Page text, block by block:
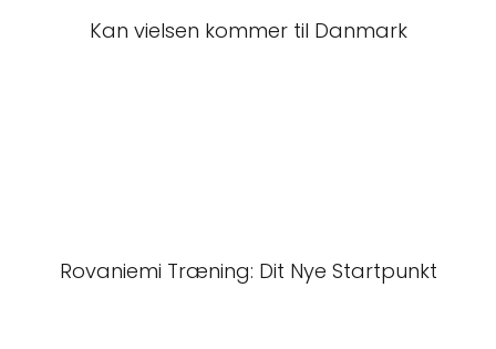
Kan vielsen kommer til Danmark
Rovaniemi Træning: Dit Nye Startpunkt